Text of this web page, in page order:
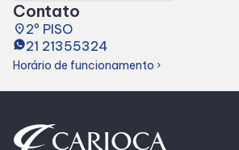
Alimentação
Contato
place2º PISO
21 21355324
Horário de funcionamento chevron_right